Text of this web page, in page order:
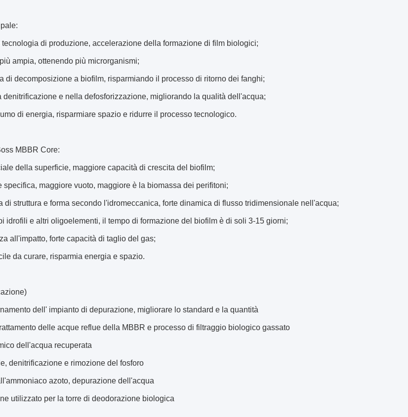
di produzione, accelerazione della formazione di film biologici;
ampia, ottenendo più microrganismi;
di decomposizione a biofilm, risparmiando il processo di ritorno dei fanghi;
denitrificazione e nella defosforizzazione, migliorando la qualità dell'acqua;
di energia, risparmiare spazio e ridurre il processo tecnologico.
MBBR Core:
della superficie, maggiore capacità di crescita del biofilm;
specifica, maggiore vuoto, maggiore è la biomassa dei perifitoni;
di struttura e forma secondo l'idromeccanica, forte dinamica di flusso tridimensionale nell'acqua;
idrofili e altri oligoelementi, il tempo di formazione del biofilm è di soli 3-15 giorni;
all'impatto, forte capacità di taglio del gas;
da curare, risparmia energia e spazio.
dell' impianto di depurazione, migliorare lo standard e la quantità
delle acque reflue della MBBR e processo di filtraggio biologico gassato
dell'acqua recuperata
denitrificazione e rimozione del fosforo
azoto, depurazione dell'acqua
utilizzato per la torre di deodorazione biologica